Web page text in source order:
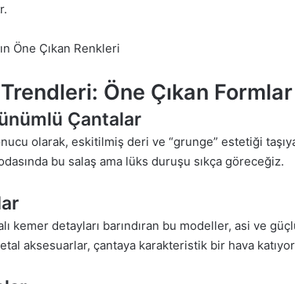
Öne Çıkan Formlar
Çantalar
olarak, eskitilmiş deri ve “grunge” estetiği
bu salaş ama lüks duruşu sıkça göreceğiz.
kemer detayları barındıran bu modeller, asi ve
aksesuarlar, çantaya karakteristik bir hava